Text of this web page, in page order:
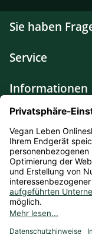
Sie haben
Service
Informationen
Lebensmittel
Drogerie
Weitere
* Alle Preise